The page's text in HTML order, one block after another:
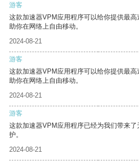
游客
这款加速器VPM应用程序可以给你提供最
助你在网络上自由移动。
2024-08-21
游客
这款加速器VPM应用程序可以给你提供最
助你在网络上自由移动。
2024-08-21
游客
这款加速器VPM应用程序已经为我们带来
护。
2024-08-21